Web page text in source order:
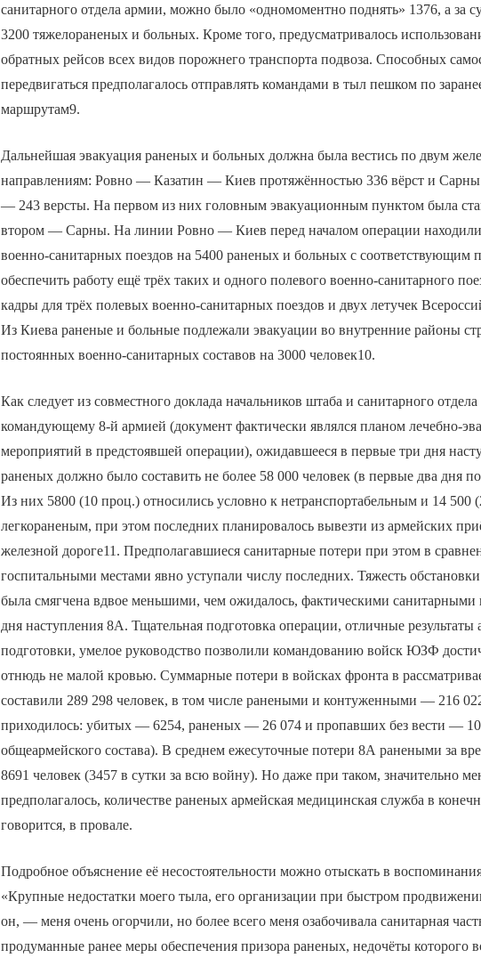
санитарного отдела армии, можно было «одномоментно поднять» 1376, а за
3200 тяжелораненых и больных. Кроме того, предусматривалось
обратных рейсов всех видов порожнего транспорта подвоза. Способных
передвигаться предполагалось отправлять командами в тыл пешком по
маршрутам9.
Дальнейшая эвакуация раненых и больных должна была вестись по двум
направлениям: Ровно — Казатин — Киев протяжённостью 336 вёрст и
— 243 версты. На первом из них головным эвакуационным пунктом была
втором — Сарны. На линии Ровно — Киев перед началом операции
военно-санитарных поездов на 5400 раненых и больных с соответствующим
обеспечить работу ещё трёх таких и одного полевого военно-санитарного
кадры для трёх полевых военно-санитарных поездов и двух летучек
Из Киева раненые и больные подлежали эвакуации во внутренние районы
постоянных военно-санитарных составов на 3000 человек10.
Как следует из совместного доклада начальников штаба и санитарного
командующему 8-й армией (документ фактически являлся планом лечебно-
мероприятий в предстоявшей операции), ожидавшееся в первые три дня
раненых должно было составить не более 58 000 человек (в первые два дня
Из них 5800 (10 проц.) относились условно к нетранспортабельным и 14
легкораненым, при этом последних планировалось вывезти из армейских
железной дороге11. Предполагавшиеся санитарные потери при этом в
госпитальными местами явно уступали числу последних. Тяжесть
была смягчена вдвое меньшими, чем ожидалось, фактическими санитарными
дня наступления 8А. Тщательная подготовка операции, отличные результаты
подготовки, умелое руководство позволили командованию войск ЮЗФ
отнюдь не малой кровью. Суммарные потери в войсках фронта в
составили 289 298 человек, в том числе ранеными и контуженными — 216
приходилось: убитых — 6254, раненых — 26 074 и пропавших без вести —
общеармейского состава). В среднем ежесуточные потери 8А ранеными за
8691 человек (3457 в сутки за всю войну). Но даже при таком, значительно
предполагалось, количестве раненых армейская медицинская служба в
говорится, в провале.
Подробное объяснение её несостоятельности можно отыскать в
«Крупные недостатки моего тыла, его организации при быстром
он, — меня очень огорчили, но более всего меня озабочивала санитарная
продуманные ранее меры обеспечения призора раненых, недочёты которого